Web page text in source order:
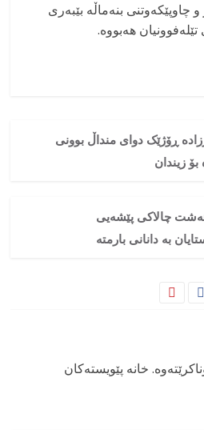
چاوپێکەوتنی بنەماڵە بێبەری
هەبووە.
ڕۆژێک دوای منداڵ بوونی
زیندان
چالاکی پێشەیی
بە دانانی بارمتە
خانە پێویستەکان